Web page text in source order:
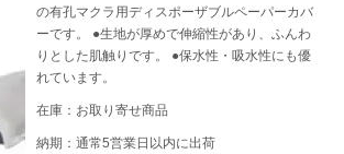
の有孔マクラ用ディスポーザブルペーパーカバ
ーです。 ●生地が厚めで伸縮性があり、ふんわ
りとした肌触りです。 ●保水性・吸水性にも優
れています。
在庫：お取り寄せ商品
納期：通常5営業日以内に出荷